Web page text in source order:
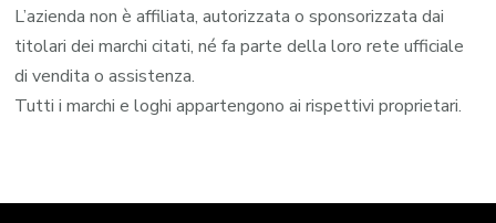
L’azienda non è affiliata, autorizzata o sponsorizzata dai
titolari dei marchi citati, né fa parte della loro rete ufficiale
di vendita o assistenza.
Tutti i marchi e loghi appartengono ai rispettivi proprietari.